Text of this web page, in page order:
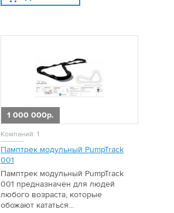
1 000 000р.
Компаний: 1
Памптрек модульный PumpTrack
001
Памптрек модульный PumpTrack
001 предназначен для людей
любого возраста, которые
обожают кататься...